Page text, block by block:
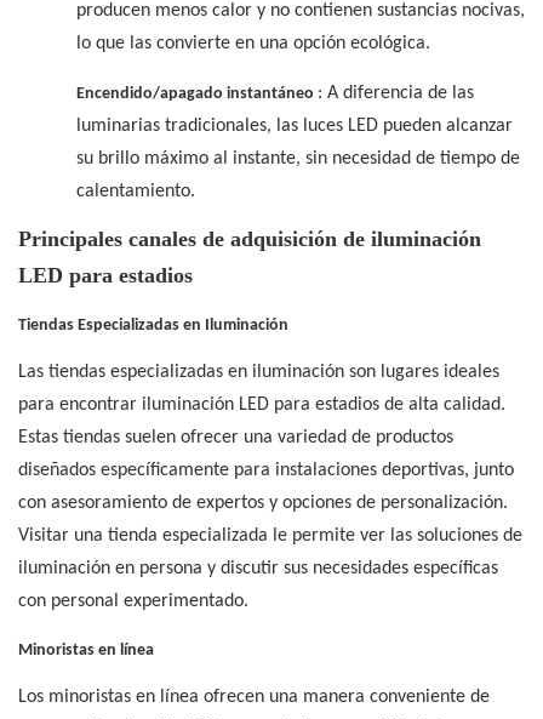
producen menos calor y no contienen sustancias nocivas,
lo que las convierte en una opción ecológica.
Encendido/apagado instantáneo : A diferencia de las
luminarias tradicionales, las luces LED pueden alcanzar
su brillo máximo al instante, sin necesidad de tiempo de
calentamiento.
Principales canales de adquisición de iluminación
LED para estadios
Tiendas Especializadas en Iluminación
Las tiendas especializadas en iluminación son lugares ideales
para encontrar iluminación LED para estadios de alta calidad.
Estas tiendas suelen ofrecer una variedad de productos
diseñados específicamente para instalaciones deportivas, junto
con asesoramiento de expertos y opciones de personalización.
Visitar una tienda especializada le permite ver las soluciones de
iluminación en persona y discutir sus necesidades específicas
con personal experimentado.
Minoristas en línea
Los minoristas en línea ofrecen una manera conveniente de